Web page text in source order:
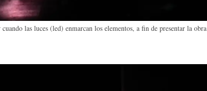
las luces (led) enmarcan los elementos, a fin de presentar la obra